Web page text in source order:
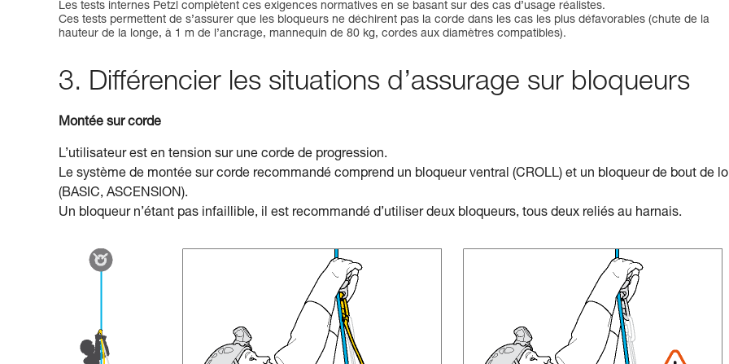
Les tests internes Petzl complètent ces exigences normatives en se basant sur des cas d’usage réalistes.
Ces tests permettent de s’assurer que les bloqueurs ne déchirent pas la corde dans les cas les plus défavorables (chute de la
hauteur de la longe, à 1 m de l’ancrage, mannequin de 80 kg, cordes aux diamètres compatibles).
3. Différencier les situations d’assurage sur bloqueurs
Montée sur corde
L’utilisateur est en tension sur une corde de progression.
Le système de montée sur corde recommandé comprend un bloqueur ventral (CROLL) et un bloqueur de bout de
(BASIC, ASCENSION).
Un bloqueur n’étant pas infaillible, il est recommandé d’utiliser deux bloqueurs, tous deux reliés au harnais.